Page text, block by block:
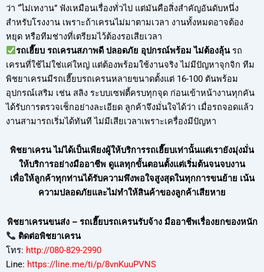
ว่า “ไม่เทงาน” ฟังเหมือนเรื่องทั่วไป แต่มันคือสิ่งสำคัญอันดับหนึ่ง
สำหรับโรงงาน เพราะถ้าเครนไม่มาตามเวลา งานทั้งหมดอาจต้อง
หยุด หรือทีมช่างที่เตรียมไว้ต้องรอเสียเวลา
รถเฮี๊ยบ รถเครนสภาพดี ปลอดภัย อุปกรณ์พร้อม ไม่ต้องลุ้นรถ
เครนที่ใช้ไม่ใช่แค่ใหญ่ แต่ต้องพร้อมใช้งานจริง ไม่มีปัญหาจุกจิก ทีม
พิชยาเครนมีรถเฮี๊ยบรถเครนหลายขนาดตั้งแต่ 16-100 ตันพร้อม
อุปกรณ์เสริม เช่น สลิง ระบบเซฟตี้ครบทุกจุด ก่อนเข้าหน้างานทุกคัน
ได้รับการตรวจเช็กอย่างละเอียด ลูกค้าจึงมั่นใจได้ว่า เมื่อรถจอดแล้ว
งานสามารถเริ่มได้ทันที ไม่มีเสียเวลาเพราะเครื่องมีปัญหา
พิชยาเครน ไม่ได้เป็นเพียงผู้ให้บริการรถเฮี๊ยบเท่านั้นแต่เรายังมุ่งมั่น
ให้บริการอย่างมืออาชีพ ดูแลทุกขั้นตอนตั้งแต่เริ่มต้นจนจบงาน
เพื่อให้ลูกค้าทุกท่านได้รับความพึงพอใจสูงสุดในทุกการขนย้าย เน้น
ความปลอดภัยและไม่ทำให้สินค้าของลูกค้าเสียหาย
พิชยาเครนขนส่ง – รถเฮี๊ยบรถเครนรับจ้าง มืออาชีพเรื่องยกของหนัก
ติดต่อพิชยาเครน
โทร: http://080-829-2990
Line: https://line.me/ti/p/8vnKuuPVNS